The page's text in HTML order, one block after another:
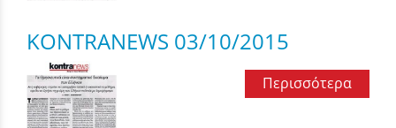
KONTRANEWS 03/10/2015
Περισσότερα